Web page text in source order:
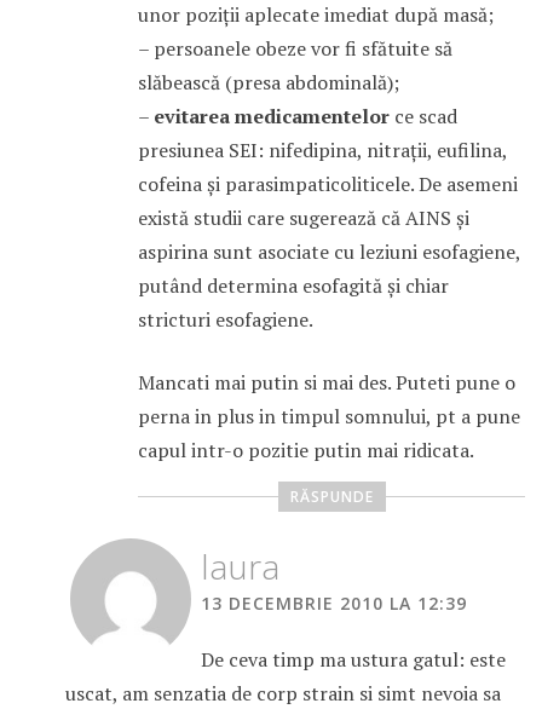
unor poziţii aplecate imediat după masă;
– persoanele obeze vor fi sfătuite să
slăbească (presa abdominală);
– evitarea medicamentelorce scad
presiunea SEI: nifedipina, nitraţii, eufilina,
cofeina şi parasimpaticoliticele. De asemeni
există studii care sugerează că AINS şi
aspirina sunt asociate cu leziuni esofagiene,
putând determina esofagită şi chiar
stricturi esofagiene.
Mancati mai putin si mai des. Puteti pune o
perna in plus in timpul somnului, pt a pune
capul intr-o pozitie putin mai ridicata.
RĂSPUNDE
laura
13 DECEMBRIE 2010 LA 12:39
De ceva timp ma ustura gatul: este
uscat, am senzatia de corp strain si simt nevoia sa